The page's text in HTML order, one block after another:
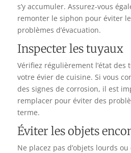
s’y accumuler. Assurez-vous
remonter le siphon pour éviter
problèmes d’évacuation.
Inspecter les tuyaux
Vérifiez régulièrement l’état des
votre évier de cuisine. Si vous
des signes de corrosion, il est
remplacer pour éviter des
terme.
Éviter les objets
Ne placez pas d’objets lourds